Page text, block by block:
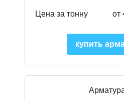
Цена за тонну от
купить